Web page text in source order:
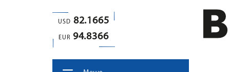
USD 82.1665
EUR 94.8366